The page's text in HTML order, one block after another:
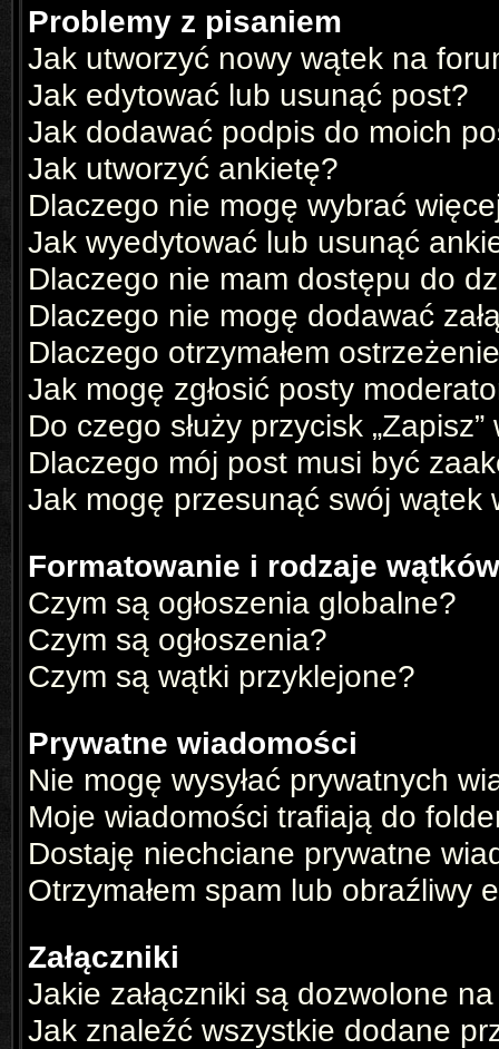
Problemy z pisaniem
Jak utworzyć nowy wątek na
Jak edytować lub usunąć post?
Jak dodawać podpis do moich
Jak utworzyć ankietę?
Dlaczego nie mogę wybrać
Jak wyedytować lub usunąć
Dlaczego nie mam dostępu do
Dlaczego nie mogę dodawać
Dlaczego otrzymałem
Jak mogę zgłosić posty
Do czego służy przycisk
Dlaczego mój post musi być
Jak mogę przesunąć swój wątek
Formatowanie i rodzaje wątków
Czym są ogłoszenia globalne?
Czym są ogłoszenia?
Czym są wątki przyklejone?
Prywatne wiadomości
Nie mogę wysyłać prywatnych
Moje wiadomości trafiają do
Dostaję niechciane prywatne
Otrzymałem spam lub obraźliwy
Załączniki
Jakie załączniki są dozwolone
Jak znaleźć wszystkie dodane